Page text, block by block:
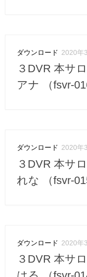
ダウンロード 2020年
３DVR 本サ
アナ （fsvr-
ダウンロード 2020年
３DVR 本サ
れな （fsvr-
ダウンロード 2020年
３DVR 本サ